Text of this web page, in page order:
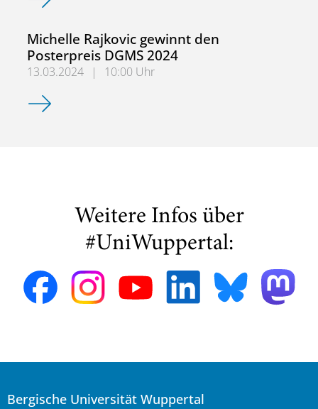
Michelle Rajkovic gewinnt den
Posterpreis DGMS 2024
13.03.2024 |
10:00 Uhr
Michelle Rajkovic gewinnt den Posterpreis DGMS 2024
Weitere Infos über
#UniWuppertal:
Bergische Universität Wuppertal